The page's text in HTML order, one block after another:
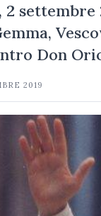
2
Don
2019